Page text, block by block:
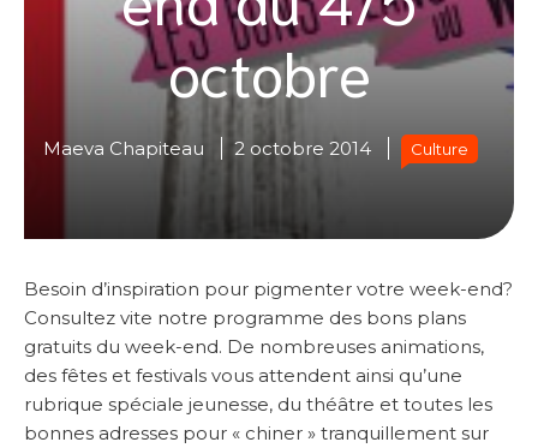
octobre
Maeva Chapiteau 2 octobre 2014 Culture
Besoin d’inspiration pour pigmenter votre week-end?
Consultez vite notre programme des bons plans
gratuits du week-end. De nombreuses animations,
des fêtes et festivals vous attendent ainsi qu’une
rubrique spéciale jeunesse, du théâtre et toutes les
bonnes adresses pour « chiner » tranquillement sur